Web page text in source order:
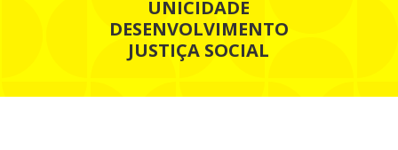
UNICIDADE
DESENVOLVIMENTO
JUSTIÇA SOCIAL